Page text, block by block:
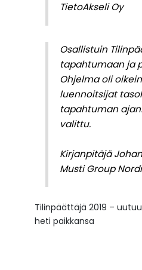
TietoAkseli Oy
Osallistuin
tapahtumaan ja
Ohjelma oli
luennoitsijat
tapahtuman
valittu.
Kirjanpitäjä
Musti Group
Tilinpäättäjä 2019 –
heti paikkansa